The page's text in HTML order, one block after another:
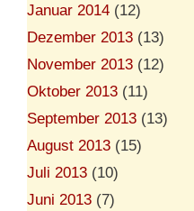
Januar 2014 (12)
Dezember 2013 (13)
November 2013 (12)
Oktober 2013 (11)
September 2013 (13)
August 2013 (15)
Juli 2013 (10)
Juni 2013 (7)